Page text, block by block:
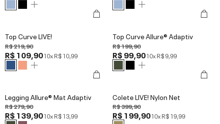
Top Curve LIVE!
R$ 219,90
R$ 109,9010xR$ 10,99
Top Curve Allure® Adaptiv
R$ 199,90
R$ 99,9010xR$ 9,99
Legging Allure® Mat Adaptiv
R$ 279,90
R$ 139,9010xR$ 13,99
Colete LIVE! Nylon Net
R$ 399,90
R$ 199,9010xR$ 19,99